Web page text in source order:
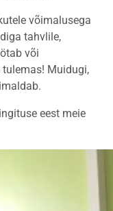
võimalusega
tahvlile,
või
Muidugi,
eest meie